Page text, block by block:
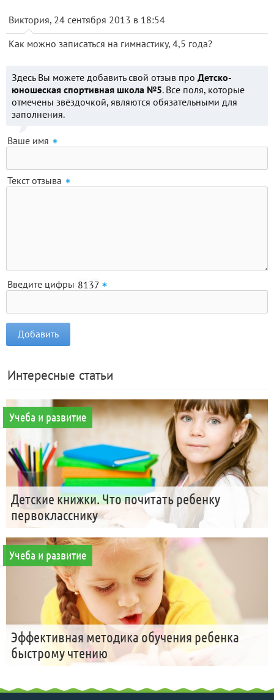
Виктория, 24 сентября 2013 в 18:54
Как можно записаться на гимнастику, 4,5 года?
Здесь Вы можете добавить свой отзыв про Детско-
юношеская спортивная школа №5. Все поля, которые
отмечены звёздочкой, являются обязательными для
заполнения.
Ваше имя
Текст отзыва
Введите цифры
Интересные статьи
Учеба и развитие
Детские книжки. Что почитать ребенку
первокласснику
Учеба и развитие
Эффективная методика обучения ребенка
быстрому чтению